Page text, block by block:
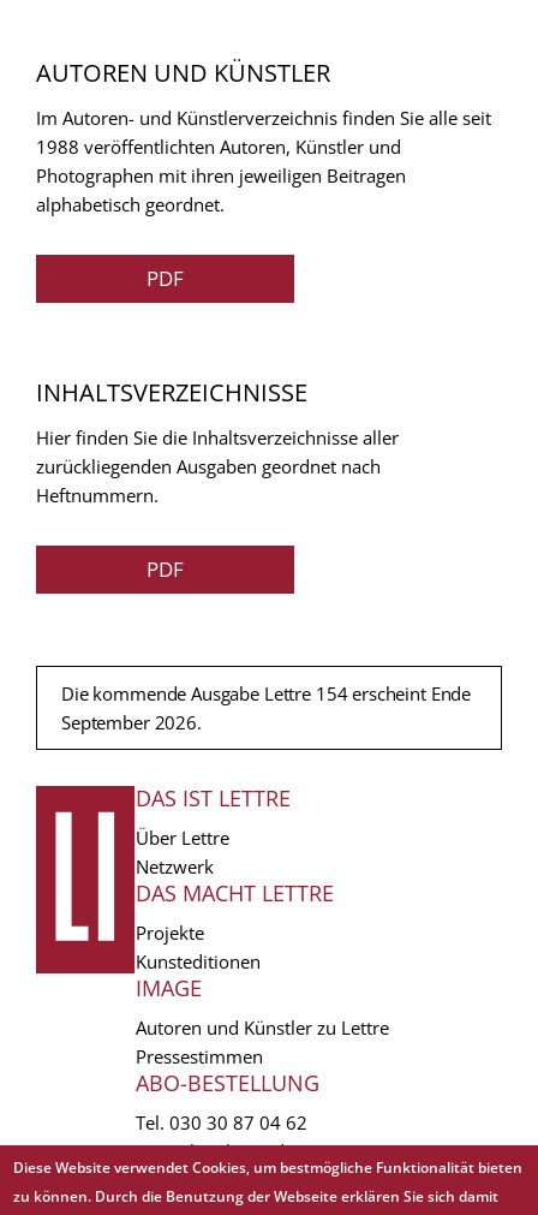
AUTOREN UND KÜNSTLER
Im Autoren- und Künstlerverzeichnis finden Sie alle seit
1988 veröffentlichten Autoren, Künstler und
Photographen mit ihren jeweiligen Beitragen
alphabetisch geordnet.
PDF
INHALTSVERZEICHNISSE
Hier finden Sie die Inhaltsverzeichnisse aller
zurückliegenden Ausgaben geordnet nach
Heftnummern.
PDF
Die kommende Ausgabe Lettre 154 erscheint Ende
September 2026.
FUSSZEILE
DAS IST LETTRE
Über Lettre
Netzwerk
DAS MACHT LETTRE
Projekte
Kunsteditionen
IMAGE
Autoren und Künstler zu Lettre
Pressestimmen
ABO-BESTELLUNG
Tel. 030 30 87 04 62
vertrieb(at)lettre.de
Diese Website verwendet Cookies, um bestmögliche Funktionalität bieten
zu können. Durch die Benutzung der Webseite erklären Sie sich damit